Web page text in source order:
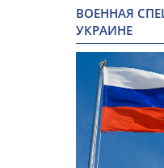
ВОЕННАЯ
УКРАИНЕ